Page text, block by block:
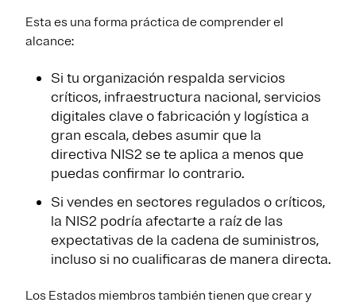
Esta es una forma práctica de comprender el
alcance:
Si tu organización respalda servicios
críticos, infraestructura nacional, servicios
digitales clave o fabricación y logística a
gran escala, debes asumir que la
directiva NIS2 se te aplica a menos que
puedas confirmar lo contrario.
Si vendes en sectores regulados o críticos,
la NIS2 podría afectarte a raíz de las
expectativas de la cadena de suministros,
incluso si no cualificaras de manera directa.
Los Estados miembros también tienen que crear y